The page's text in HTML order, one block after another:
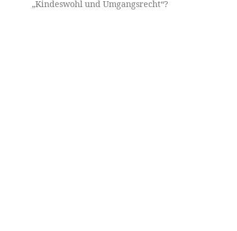
„Kindeswohl und Umgangsrecht“?